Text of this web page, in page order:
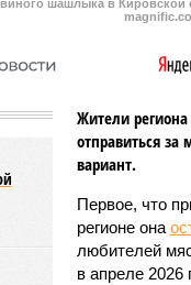
шашлыка в Кировской
Жители
отправиться
вариант.
Первое, что
регионе она
любителей
в апреле 2026